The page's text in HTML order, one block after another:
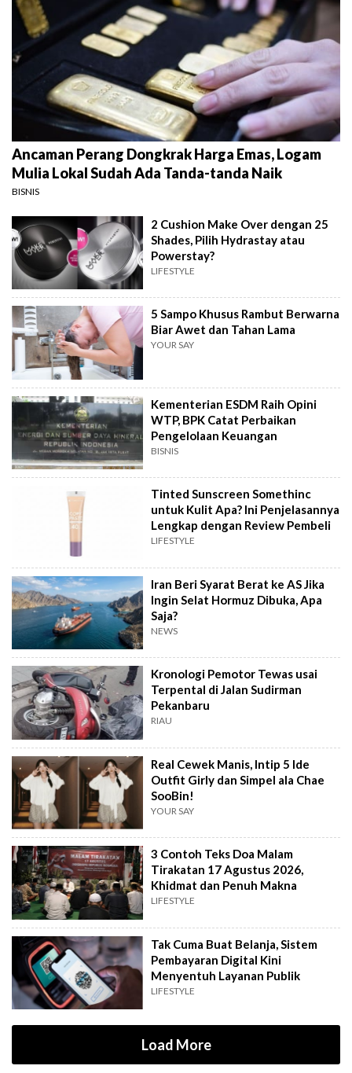
Ancaman Perang Dongkrak Harga Emas, Logam
Mulia Lokal Sudah Ada Tanda-tanda Naik
BISNIS
2 Cushion Make Over dengan 25
Shades, Pilih Hydrastay atau
Powerstay?
LIFESTYLE
5 Sampo Khusus Rambut Berwarna
Biar Awet dan Tahan Lama
YOUR SAY
Kementerian ESDM Raih Opini
WTP, BPK Catat Perbaikan
Pengelolaan Keuangan
BISNIS
Tinted Sunscreen Somethinc
untuk Kulit Apa? Ini Penjelasannya
Lengkap dengan Review Pembeli
LIFESTYLE
Iran Beri Syarat Berat ke AS Jika
Ingin Selat Hormuz Dibuka, Apa
Saja?
NEWS
Kronologi Pemotor Tewas usai
Terpental di Jalan Sudirman
Pekanbaru
RIAU
Real Cewek Manis, Intip 5 Ide
Outfit Girly dan Simpel ala Chae
SooBin!
YOUR SAY
3 Contoh Teks Doa Malam
Tirakatan 17 Agustus 2026,
Khidmat dan Penuh Makna
LIFESTYLE
Tak Cuma Buat Belanja, Sistem
Pembayaran Digital Kini
Menyentuh Layanan Publik
LIFESTYLE
Load More